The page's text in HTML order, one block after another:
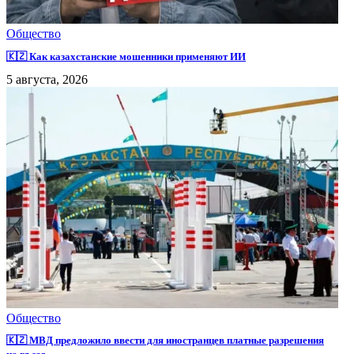
Общество
🇰🇿 Как казахстанские мошенники применяют ИИ
5 августа, 2026
Общество
🇰🇿 МВД предложило ввести для иностранцев платные разрешения